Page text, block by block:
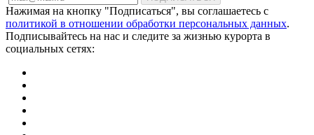
Нажимая на кнопку "Подписаться", вы соглашаетесь с
политикой в отношении обработки персональных данных.
Подписывайтесь на нас и следите за жизнью курорта в
социальных сетях: